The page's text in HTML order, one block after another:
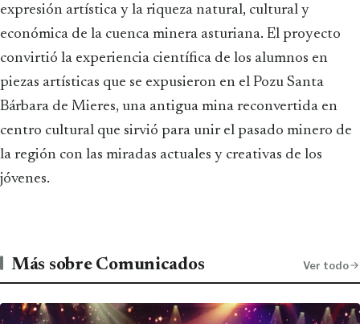
expresión artística y la riqueza natural, cultural y
económica de la cuenca minera asturiana. El proyecto
convirtió la experiencia científica de los alumnos en
piezas artísticas que se expusieron en el Pozu Santa
Bárbara de Mieres, una antigua mina reconvertida en
centro cultural que sirvió para unir el pasado minero de
la región con las miradas actuales y creativas de los
jóvenes.
Más sobre Comunicados Ver todo